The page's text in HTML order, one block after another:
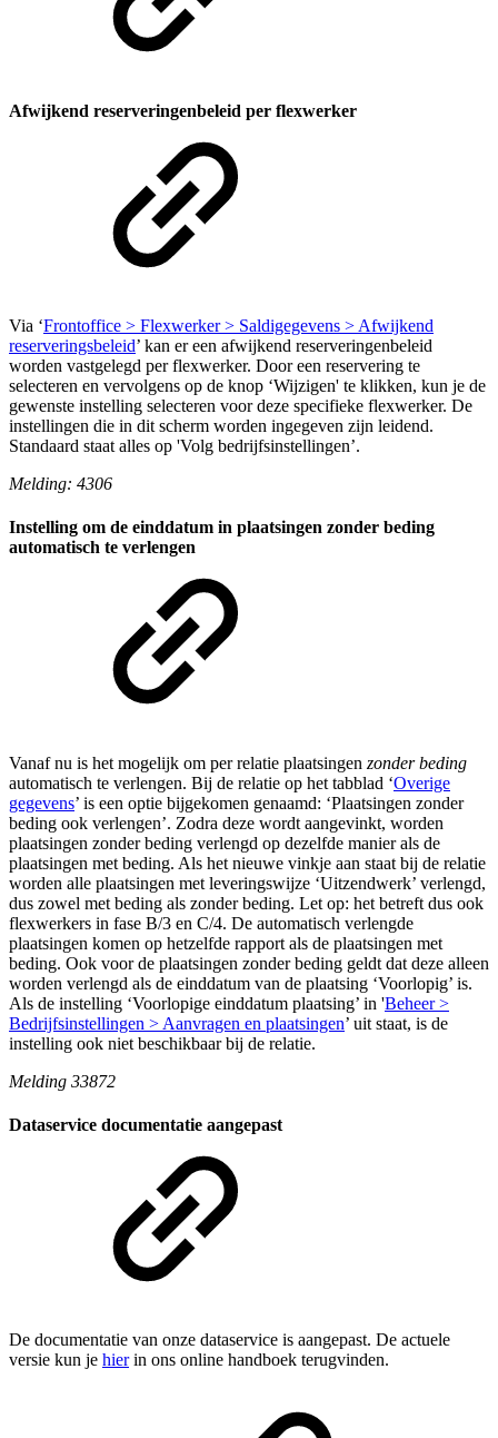
Afwijkend reserveringenbeleid per flexwerker
Via ‘Frontoffice > Flexwerker > Saldigegevens > Afwijkend
reserveringsbeleid’ kan er een afwijkend reserveringenbeleid
worden vastgelegd per flexwerker. Door een reservering te
selecteren en vervolgens op de knop ‘Wijzigen' te klikken, kun je de
gewenste instelling selecteren voor deze specifieke flexwerker. De
instellingen die in dit scherm worden ingegeven zijn leidend.
Standaard staat alles op 'Volg bedrijfsinstellingen’.
Melding: 4306
Instelling om de einddatum in plaatsingen zonder beding
automatisch te verlengen
Vanaf nu is het mogelijk om per relatie plaatsingen zonder beding
automatisch te verlengen. Bij de relatie op het tabblad ‘Overige
gegevens’ is een optie bijgekomen genaamd: ‘Plaatsingen zonder
beding ook verlengen’. Zodra deze wordt aangevinkt, worden
plaatsingen zonder beding verlengd op dezelfde manier als de
plaatsingen met beding. Als het nieuwe vinkje aan staat bij de relatie
worden alle plaatsingen met leveringswijze ‘Uitzendwerk’ verlengd,
dus zowel met beding als zonder beding. Let op: het betreft dus ook
flexwerkers in fase B/3 en C/4. De automatisch verlengde
plaatsingen komen op hetzelfde rapport als de plaatsingen met
beding. Ook voor de plaatsingen zonder beding geldt dat deze alleen
worden verlengd als de einddatum van de plaatsing ‘Voorlopig’ is.
Als de instelling ‘Voorlopige einddatum plaatsing’ in 'Beheer >
Bedrijfsinstellingen > Aanvragen en plaatsingen’ uit staat, is de
instelling ook niet beschikbaar bij de relatie.
Melding 33872
Dataservice documentatie aangepast
De documentatie van onze dataservice is aangepast. De actuele
versie kun je hierin ons online handboek terugvinden.